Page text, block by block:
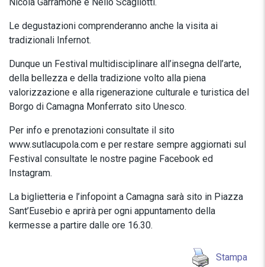
Le degustazioni comprenderanno anche la visita ai
tradizionali Infernot.
Dunque un Festival multidisciplinare all’insegna dell’arte,
della bellezza e della tradizione volto alla piena
valorizzazione e alla rigenerazione culturale e turistica del
Borgo di Camagna Monferrato sito Unesco.
Per info e prenotazioni consultate il sito
www.sutlacupola.com e per restare sempre aggiornati sul
Festival consultate le nostre pagine Facebook ed
Instagram.
La biglietteria e l’infopoint a Camagna sarà sito in Piazza
Sant’Eusebio e aprirà per ogni appuntamento della
kermesse a partire dalle ore 16.30.
Stampa